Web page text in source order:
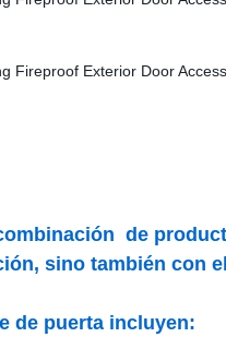
de
, sino también con
de puerta incluyen: